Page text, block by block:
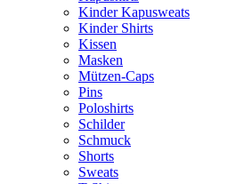
Kinder Kapusweats
Kinder Shirts
Kissen
Masken
Mützen-Caps
Pins
Poloshirts
Schilder
Schmuck
Shorts
Sweats